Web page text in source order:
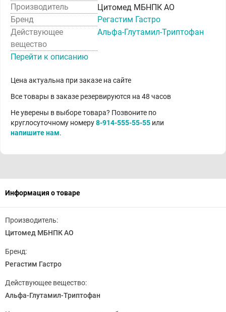
Производитель
Цитомед МБНПК АО
Бренд
Регастим Гастро
Действующее
вещество
Альфа-Глутамил-Триптофан
Перейти к описанию
Цена актуальна при заказе на сайте
Все товары в заказе резервируются на 48 часов
Не уверены в выборе товара? Позвоните по
круглосуточному номеру8-914-555-55-55 или
напишите нам.
Информация о товаре
Производитель:
Цитомед МБНПК АО
Бренд:
Регастим Гастро
Действующее вещество:
Альфа-Глутамил-Триптофан